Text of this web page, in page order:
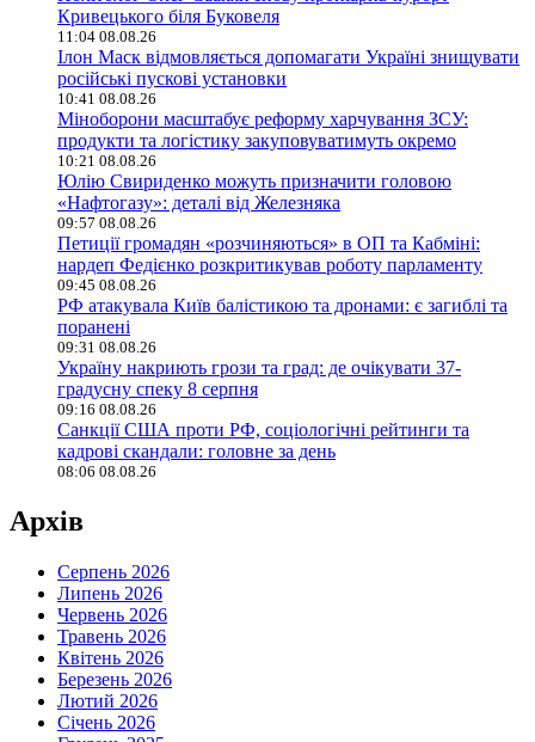
Кривецького біля Буковеля
11:04 08.08.26
Ілон Маск відмовляється допомагати Україні знищувати
російські пускові установки
10:41 08.08.26
Міноборони масштабує реформу харчування ЗСУ:
продукти та логістику закуповуватимуть окремо
10:21 08.08.26
Юлію Свириденко можуть призначити головою
«Нафтогазу»: деталі від Железняка
09:57 08.08.26
Петиції громадян «розчиняються» в ОП та Кабміні:
нардеп Федієнко розкритикував роботу парламенту
09:45 08.08.26
РФ атакувала Київ балістикою та дронами: є загиблі та
поранені
09:31 08.08.26
Україну накриють грози та град: де очікувати 37-
градусну спеку 8 серпня
09:16 08.08.26
Санкції США проти РФ, соціологічні рейтинги та
кадрові скандали: головне за день
08:06 08.08.26
Архів
Серпень 2026
Липень 2026
Червень 2026
Травень 2026
Квітень 2026
Березень 2026
Лютий 2026
Січень 2026